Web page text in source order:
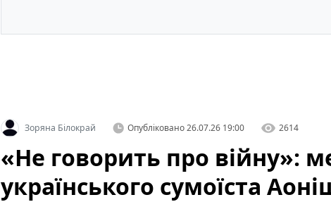
Зоряна Білокрай Опубліковано26.07.26 19:00 2614
«Не говорить про війну»:
українського сумоїста